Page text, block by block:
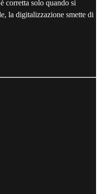
corretta solo quando si
la digitalizzazione smette di